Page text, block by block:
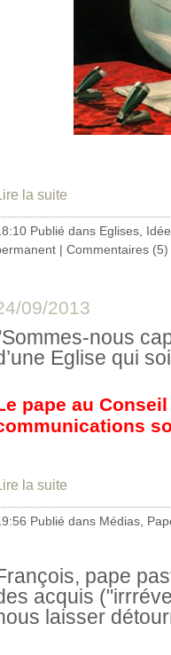
la suite
Publié dans Eglises
| Commentaires (5)
09/2013
nous
Eglise qui
pape au
la suite
Publié dans Médias
pape
acquis
laisser